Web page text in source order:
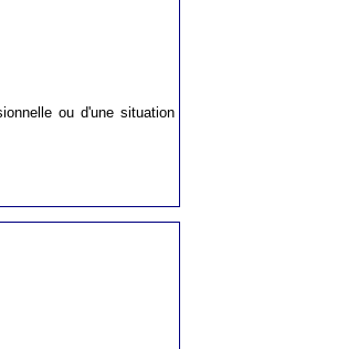
ou d'une situation